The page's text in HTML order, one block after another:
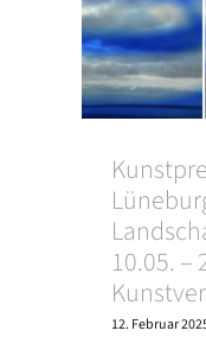
10.05. –
12. Februar